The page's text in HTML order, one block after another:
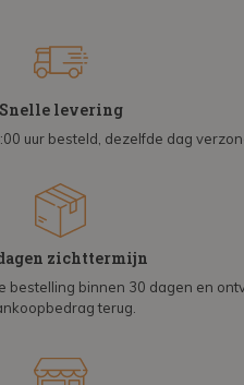
Snelle levering
uur besteld, dezelfde dag
zichttermijn
bestelling binnen 30 dagen en
terug.